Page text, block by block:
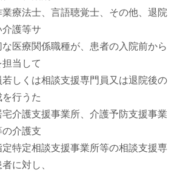
療法士、言語聴覚士、その他、退院
護等サ
医療関係職種が、患者の入院前から
当して
しくは相談支援専門員又は退院後の
行うた
介護支援事業所、介護予防支援事業
介護支
特定相談支援事業所等の相談支援専
に対し、